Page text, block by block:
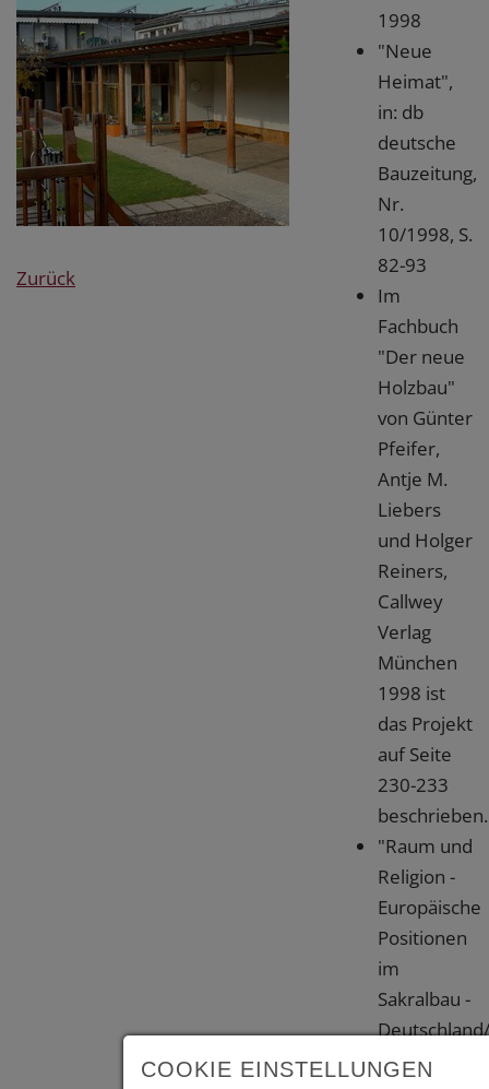
Zurück
1998
"Neue
Heimat",
in: db
deutsche
Bauzeitung,
Nr.
10/1998, S.
82-93
Im
Fachbuch
"Der neue
Holzbau"
von Günter
Pfeifer,
Antje M.
Liebers
und Holger
Reiners,
Callwey
Verlag
München
1998 ist
das Projekt
auf Seite
230-233
beschrieben.
"Raum und
Religion -
Europäische
Positionen
im
Sakralbau -
Deutschland/
Österreich/
COOKIE EINSTELLUNGEN